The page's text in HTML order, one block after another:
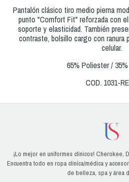
Pantalón clásico tiro medio pierna
punto "Comfort Fit" reforzada con
soporte y elasticidad. También
contraste, bolsillo cargo con ranura
celular.
65% Poliester /
COD. 1031-
¡Lo mejor en uniformes clínicos! Cherokee,
Encuentra todo en ropa clínica/médica y
de belleza, spa y área